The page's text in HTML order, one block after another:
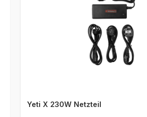
Yeti X 230W Netzteil